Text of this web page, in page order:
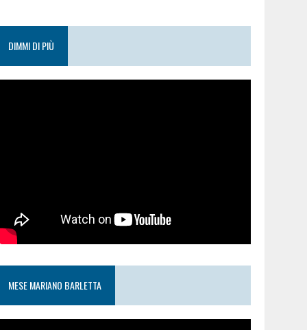
DIMMI DI PIÙ
MESE MARIANO BARLETTA